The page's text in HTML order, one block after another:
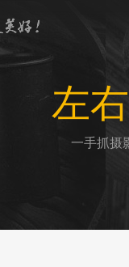
左
一手抓摄